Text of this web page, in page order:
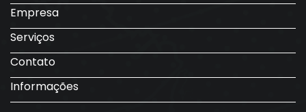
Empresa
Serviços
Contato
Informações